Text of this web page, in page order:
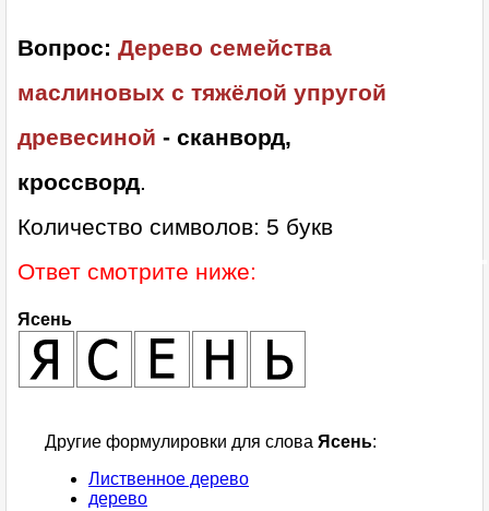
Вопрос: Дерево семейства
маслиновых с тяжёлой упругой
древесиной - сканворд,
кроссворд.
Количество символов: 5 букв
Ответ смотрите ниже:
Ясень
Другие формулировки для слова Ясень:
Лиственное дерево
дерево